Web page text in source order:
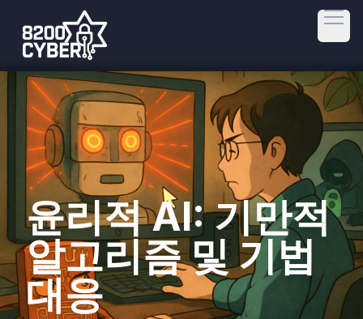
윤리적 AI: 기만적
알고리즘 및 기법
대응